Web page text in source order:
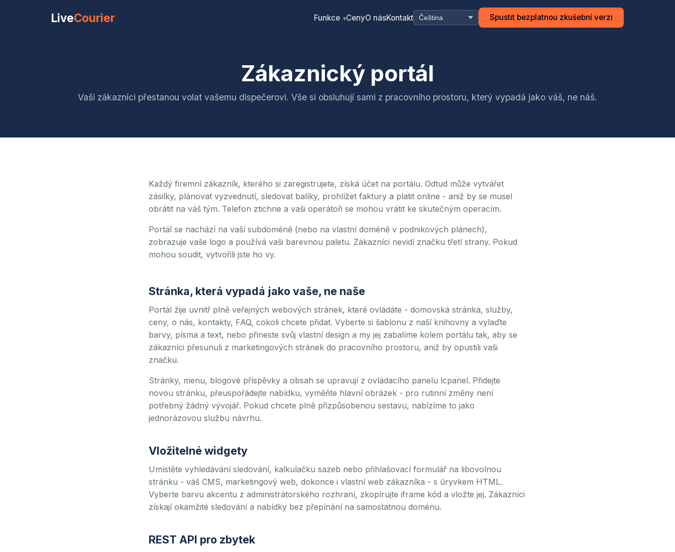
LiveCourier Funkce ▾CenyO násKontakt Spustit bezplatnou zkušební verzi
Zákaznický portál
Vaši zákazníci přestanou volat vašemu dispečerovi. Vše si obsluhují sami z pracovního prostoru, který vypadá jako váš, ne náš.
Každý firemní zákazník, kterého si zaregistrujete, získá účet na portálu. Odtud může vytvářet
zásilky, plánovat vyzvednutí, sledovat balíky, prohlížet faktury a platit online - aniž by se musel
obrátit na váš tým. Telefon ztichne a vaši operátoři se mohou vrátit ke skutečným operacím.
Portál se nachází na vaší subdoméně (nebo na vlastní doméně v podnikových plánech),
zobrazuje vaše logo a používá vaši barevnou paletu. Zákazníci nevidí značku třetí strany. Pokud
mohou soudit, vytvořili jste ho vy.
Stránka, která vypadá jako vaše, ne naše
Portál žije uvnitř plně veřejných webových stránek, které ovládáte - domovská stránka, služby,
ceny, o nás, kontakty, FAQ, cokoli chcete přidat. Vyberte si šablonu z naší knihovny a vylaďte
barvy, písma a text, nebo přineste svůj vlastní design a my jej zabalíme kolem portálu tak, aby se
zákazníci přesunuli z marketingových stránek do pracovního prostoru, aniž by opustili vaši
značku.
Stránky, menu, blogové příspěvky a obsah se upravují z ovládacího panelu lcpanel. Přidejte
novou stránku, přeuspořádejte nabídku, vyměňte hlavní obrázek - pro rutinní změny není
potřebný žádný vývojář. Pokud chcete plně přizpůsobenou sestavu, nabízíme to jako
jednorázovou službu návrhu.
Vložitelné widgety
Umístěte vyhledávání sledování, kalkulačku sazeb nebo přihlašovací formulář na libovolnou
stránku - váš CMS, marketingový web, dokonce i vlastní web zákazníka - s úryvkem HTML.
Vyberte barvu akcentu z administrátorského rozhraní, zkopírujte iframe kód a vložte jej. Zákazníci
získají okamžité sledování a nabídky bez přepínání na samostatnou doménu.
REST API pro zbytek